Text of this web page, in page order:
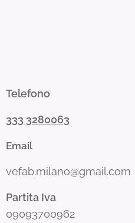
Telefono
333 3280063
Email
vefab.milano@gmail.com
Partita Iva
09093700962